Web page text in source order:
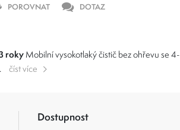
POROVNAT DOTAZ
roky Mobilní vysokotlaký čistič bez ohřevu se 4-
číst více
Dostupnost